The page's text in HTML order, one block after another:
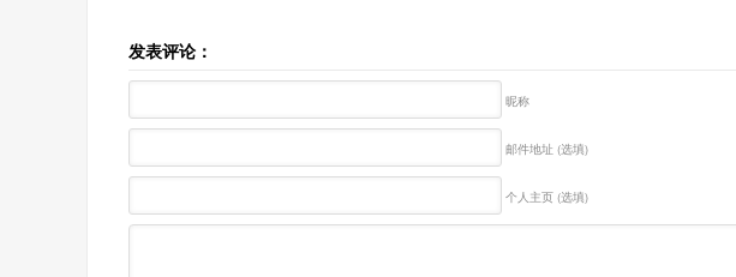
发表评论：
昵称
邮件地址 (选填)
个人主页 (选填)